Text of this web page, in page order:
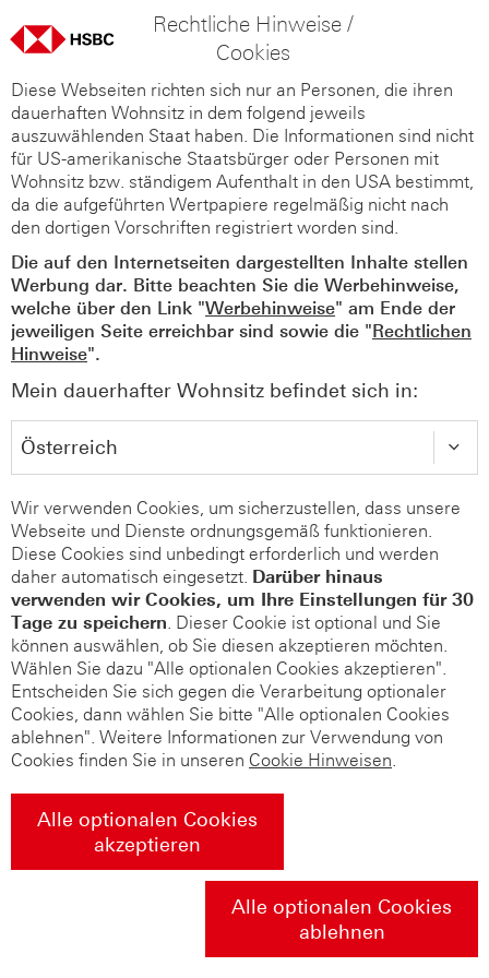
Rechtliche Hinweise /
Cookies
Diese Webseiten richten sich nur an Personen, die ihren
dauerhaften Wohnsitz in dem folgend jeweils
auszuwählenden Staat haben. Die Informationen sind nicht
für US-amerikanische Staatsbürger oder Personen mit
Wohnsitz bzw. ständigem Aufenthalt in den USA bestimmt,
da die aufgeführten Wertpapiere regelmäßig nicht nach
den dortigen Vorschriften registriert worden sind.
Die auf den Internetseiten dargestellten Inhalte stellen
Werbung dar. Bitte beachten Sie die Werbehinweise,
welche über den Link "Werbehinweise" am Ende der
jeweiligen Seite erreichbar sind sowie die "Rechtlichen
Hinweise".
Mein dauerhafter Wohnsitz befindet sich in:
Wir verwenden Cookies, um sicherzustellen, dass unsere
Webseite und Dienste ordnungsgemäß funktionieren.
Diese Cookies sind unbedingt erforderlich und werden
daher automatisch eingesetzt. Darüber hinaus
verwenden wir Cookies, um Ihre Einstellungen für 30
Tage zu speichern. Dieser Cookie ist optional und Sie
können auswählen, ob Sie diesen akzeptieren möchten.
Wählen Sie dazu "Alle optionalen Cookies akzeptieren".
Entscheiden Sie sich gegen die Verarbeitung optionaler
Cookies, dann wählen Sie bitte "Alle optionalen Cookies
ablehnen". Weitere Informationen zur Verwendung von
Cookies finden Sie in unseren Cookie Hinweisen.
Alle optionalen Cookies
akzeptieren
Alle optionalen Cookies
ablehnen